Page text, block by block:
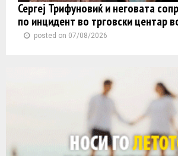
Сергеј Трифуновиќ и неговата
по инцидент во трговски центар
posted on 07/08/2026